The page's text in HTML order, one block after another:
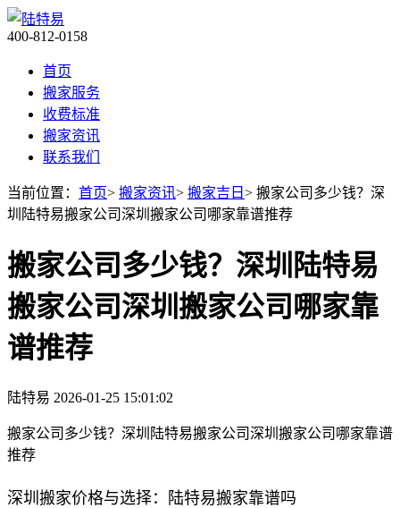
400-812-0158
首页
搬家服务
收费标准
搬家资讯
联系我们
当前位置： 首页> 搬家资讯> 搬家吉日 > 搬家公司多少钱？深
圳陆特易搬家公司深圳搬家公司哪家靠谱推荐
搬家公司多少钱？深圳陆特易
搬家公司深圳搬家公司哪家靠
谱推荐
陆特易 2026-01-25 15:01:02
搬家公司多少钱？深圳陆特易搬家公司深圳搬家公司哪家靠谱
推荐
深圳搬家价格与选择：陆特易搬家靠谱吗